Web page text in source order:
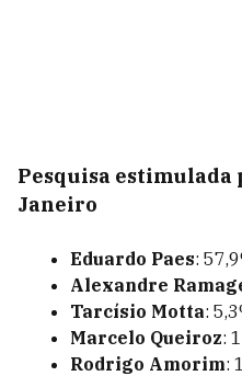
Pesquisa estimulada
Janeiro
Eduardo Paes:
Alexandre
Tarcísio Motta:
Marcelo Queiroz:
Rodrigo Amorim: